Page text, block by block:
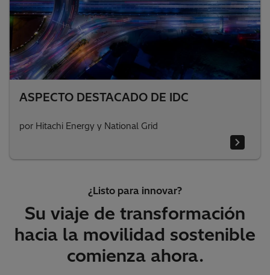
ASPECTO DESTACADO DE IDC
por Hitachi Energy y National Grid
¿Listo para innovar?
Su viaje de transformación
hacia la movilidad sostenible
comienza ahora.